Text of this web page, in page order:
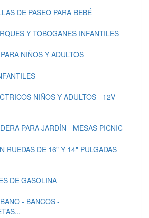
DE PASEO PARA BEBÉ
Y TOBOGANES INFANTILES
NIÑOS Y ADULTOS
NIÑOS Y ADULTOS - 12V -
PARA JARDÍN - MESAS PICNIC
RUEDAS DE 16" Y 14" PULGADAS
DE GASOLINA
- BANCOS -